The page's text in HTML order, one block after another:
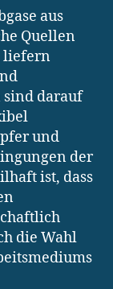
aus
Quellen
liefern
darauf
und
der
ist, dass
die Wahl